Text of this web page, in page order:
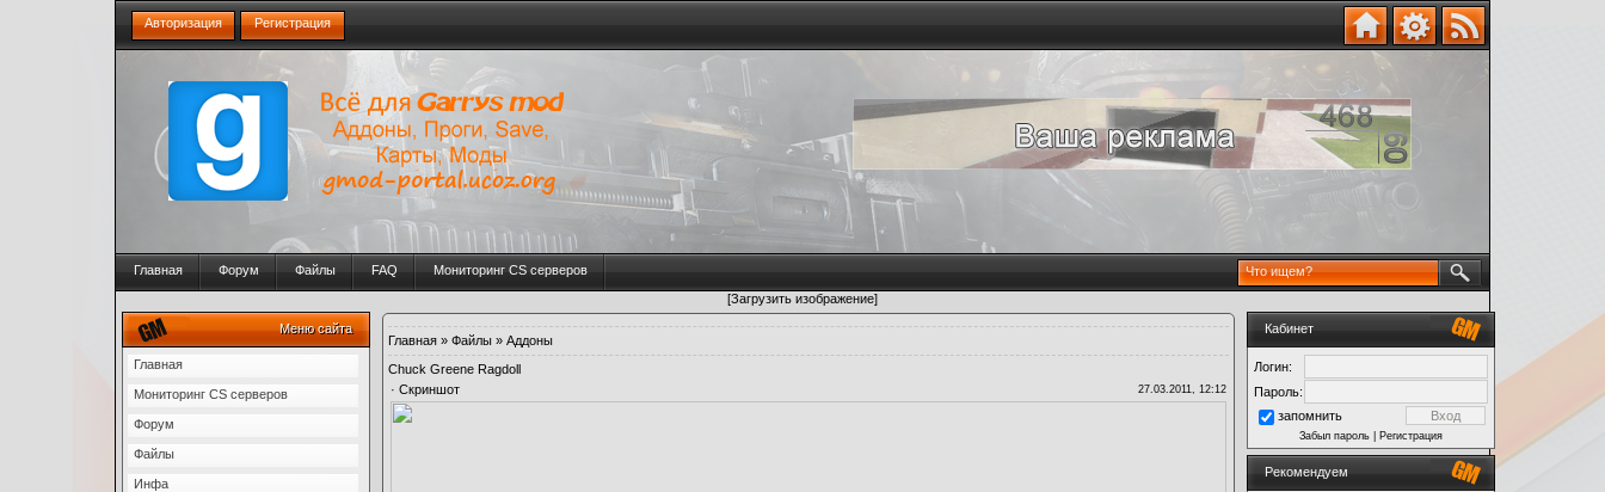
Авторизация Регистрация
Главная Форум Файлы FAQ
Мониторинг CS серверов
[Загрузить изображение]
Меню сайта
Главная
Мониторинг CS серверов
Форум
Файлы
Инфа
Главная » Файлы » Аддоны
Chuck Greene Ragdoll
· Скриншот 27.03.2011, 12:12
Кабинет
Логин:
Пароль:
запомнить
Забыл пароль Регистрация
Рекомендуем